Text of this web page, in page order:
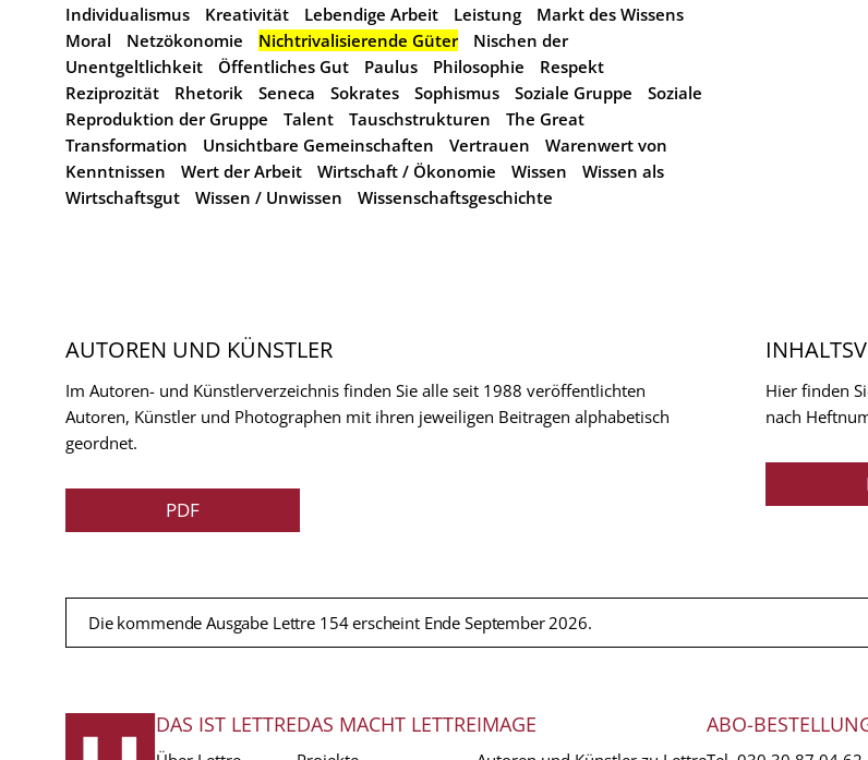
Individualismus
Kreativität Lebendige Arbeit Leistung
Markt des Wissens
Moral
Netzökonomie Nichtrivalisierende Güter
Nischen der
Unentgeltlichkeit
Öffentliches Gut Paulus Philosophie
Respekt
Reziprozität
Rhetorik Seneca Sokrates Sophismus Soziale Gruppe
Soziale
Reproduktion der Gruppe
Talent Tauschstrukturen
The Great
Transformation
Unsichtbare Gemeinschaften Vertrauen
Warenwert von
Kenntnissen
Wert der Arbeit Wirtschaft / Ökonomie Wissen
Wissen als
Wirtschaftsgut
Wissen / Unwissen Wissenschaftsgeschichte
AUTOREN UND KÜNSTLER
Im Autoren- und Künstlerverzeichnis finden Sie alle seit 1988 veröffentlichten
Autoren, Künstler und Photographen mit ihren jeweiligen Beitragen alphabetisch
geordnet.
PDF
Hier finden
nach
Die kommende Ausgabe Lettre 154 erscheint Ende September 2026.
FUSSZEILE
DAS IST LETTREDAS MACHT LETTREIMAGE ABO-